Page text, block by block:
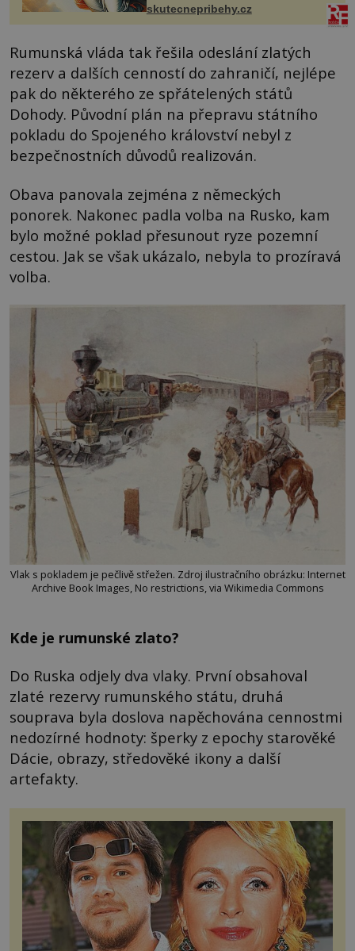
skutecnepribehy.cz
Rumunská vláda tak řešila odeslání zlatých
rezerv a dalších cenností do zahraničí, nejlépe
pak do některého ze spřátelených států
Dohody. Původní plán na přepravu státního
pokladu do Spojeného království nebyl z
bezpečnostních důvodů realizován.
Obava panovala zejména z německých
ponorek. Nakonec padla volba na Rusko, kam
bylo možné poklad přesunout ryze pozemní
cestou. Jak se však ukázalo, nebyla to prozíravá
volba.
Vlak s pokladem je pečlivě střežen. Zdroj ilustračního obrázku: Internet
Archive Book Images, No restrictions, via Wikimedia Commons
Kde je rumunské zlato?
Do Ruska odjely dva vlaky. První obsahoval
zlaté rezervy rumunského státu, druhá
souprava byla doslova napěchována cennostmi
nedozírné hodnoty: šperky z epochy starověké
Dácie, obrazy, středověké ikony a další
artefakty.